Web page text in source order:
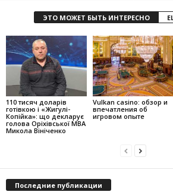
ЭТО МОЖЕТ БЫТЬ ИНТЕРЕСНО
110 тисяч доларів
готівкою і «Жигулі-
Копійка»: що декларує
голова Оріхівської МВА
Микола Вініченко
Vulkan casino: обзор и
впечатления об
игровом опыте
Последние публикации